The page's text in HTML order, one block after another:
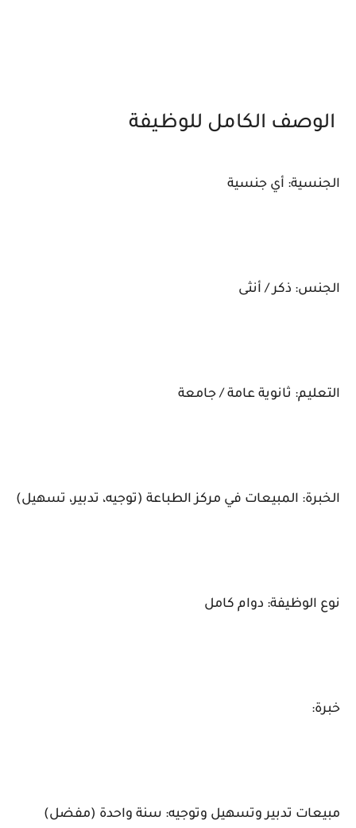
الوصف الكامل للوظيفة
الجنسية: أي جنسية
الجنس: ذكر / أنثى
التعليم: ثانوية عامة / جامعة
الخبرة: المبيعات في مركز الطباعة (توجيه، تدبير، تسهيل)
نوع الوظيفة: دوام كامل
خبرة:
مبيعات تدبير وتسهيل وتوجيه: سنة واحدة (مفضل)